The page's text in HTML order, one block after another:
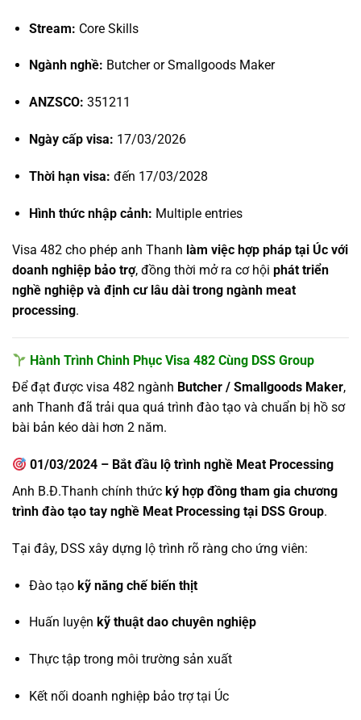
Stream: Core Skills
Ngành nghề: Butcher or Smallgoods Maker
ANZSCO: 351211
Ngày cấp visa: 17/03/2026
Thời hạn visa: đến 17/03/2028
Hình thức nhập cảnh: Multiple entries
Visa 482 cho phép anh Thanh làm việc hợp pháp tại Úc với
doanh nghiệp bảo trợ, đồng thời mở ra cơ hội phát triển
nghề nghiệp và định cư lâu dài trong ngành meat
processing.
Hành Trình Chinh Phục Visa 482 Cùng DSS Group
Để đạt được visa 482 ngành Butcher / Smallgoods Maker,
anh Thanh đã trải qua quá trình đào tạo và chuẩn bị hồ sơ
bài bản kéo dài hơn 2 năm.
01/03/2024 – Bắt đầu lộ trình nghề Meat Processing
Anh B.Đ.Thanh chính thức ký hợp đồng tham gia chương
trình đào tạo tay nghề Meat Processing tại DSS Group.
Tại đây, DSS xây dựng lộ trình rõ ràng cho ứng viên:
Đào tạo kỹ năng chế biến thịt
Huấn luyện kỹ thuật dao chuyên nghiệp
Thực tập trong môi trường sản xuất
Kết nối doanh nghiệp bảo trợ tại Úc